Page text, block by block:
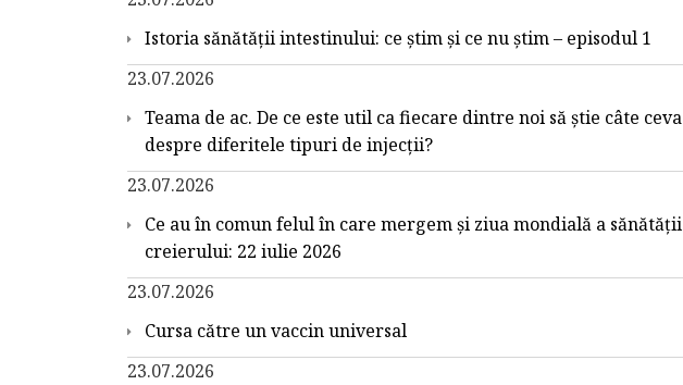
Istoria sănătății intestinului: ce știm și ce nu știm – episodul 1
23.07.2026
Teama de ac. De ce este util ca fiecare dintre noi să știe câte ceva
despre diferitele tipuri de injecții?
23.07.2026
Ce au în comun felul în care mergem și ziua mondială a sănătății
creierului: 22 iulie 2026
23.07.2026
Cursa către un vaccin universal
23.07.2026